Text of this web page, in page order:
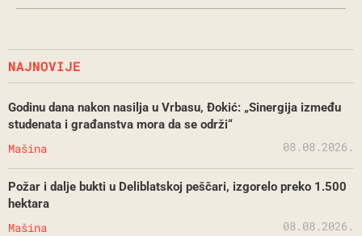
NAJNOVIJE
Godinu dana nakon nasilja u Vrbasu, Đokić: „Sinergija između
studenata i građanstva mora da se održi“
Mašina 08.08.2026.
Požar i dalje bukti u Deliblatskoj peščari, izgorelo preko 1.500
hektara
Mašina 08.08.2026.